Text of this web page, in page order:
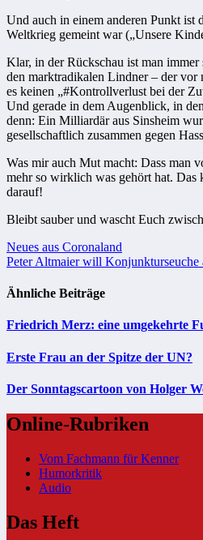
Und auch in einem anderen Punkt ist
Weltkrieg gemeint war („Unsere
Klar, in der Rückschau ist man
den marktradikalen Lindner – der vor
es keinen „#Kontrollverlust bei der
Und gerade in dem Augenblick, in
denn: Ein Milliardär aus Sinsheim
gesellschaftlich zusammen gegen
Was mir auch Mut macht: Dass man
mehr so wirklich was gehört hat. Das
darauf!
Bleibt sauber und wascht Euch
Beitragsnavigation
Neues aus Coronaland
Peter Altmaier will Konjunkturseuche
Ähnliche Beiträge
Friedrich Merz: eine umgekehrte
Erste Frau an der Spitze der UN?
Der Sonntagscartoon von Holger
Online-Rubriken
Vom Fachmann für Kenner
Humorkritik
Audio
Das Heft